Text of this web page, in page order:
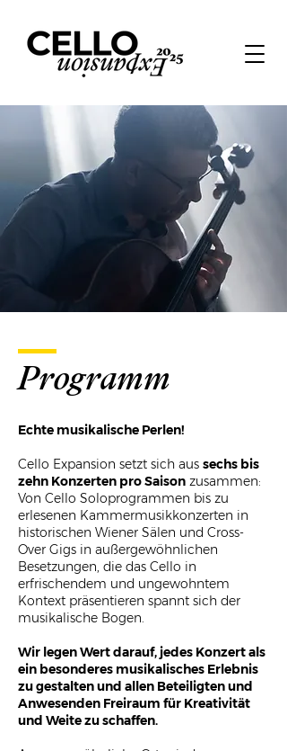
Programm
Echte musikalische Perlen!
Cello Expansion setzt sich aus sechs bis
zehn Konzerten pro Saison zusammen:
Von Cello Soloprogrammen bis zu
erlesenen Kammermusikkonzerten in
historischen Wiener Sälen und Cross-
Over Gigs in außergewöhnlichen
Besetzungen, die das Cello in
erfrischendem und ungewohntem
Kontext präsentieren spannt sich der
musikalische Bogen.
Wir legen Wert darauf, jedes Konzert als
ein besonderes musikalisches Erlebnis
zu gestalten und allen Beteiligten und
Anwesenden Freiraum für Kreativität
und Weite zu schaffen.